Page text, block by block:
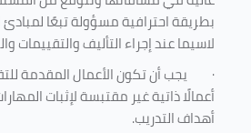
بطريقة احترافية مسؤولة تبعًا لمبادئ
لاسيما عند إجراء التأليف والتقييمات
· يجب أن تكون الأعمال المقدمة
أعمالًا ذاتية غير مقتبسة لإثبات
أهداف التدريب.